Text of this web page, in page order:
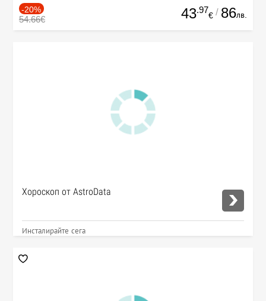
-20%
54.66€ 43.97
€ / 86лв.
Хороскоп от AstroData
Инсталирайте сега